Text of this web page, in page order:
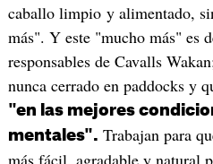
caballo limpio y alimentado,
más". Y este "mucho más" es
responsables de Cavalls
nunca cerrado en paddocks y
"en las mejores
mentales". Trabajan para
más fácil, agradable y natural